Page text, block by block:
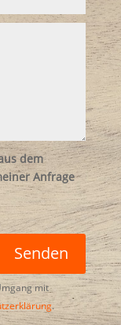
dem
Anfrage
Senden
mit
.